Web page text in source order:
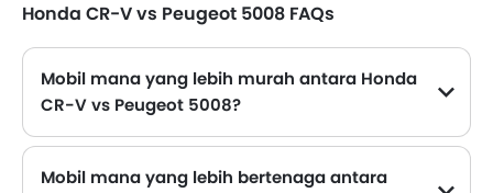
Honda CR-V vs Peugeot 5008 FAQs
Mobil mana yang lebih murah antara Honda
CR-V vs Peugeot 5008?
Mobil mana yang lebih bertenaga antara